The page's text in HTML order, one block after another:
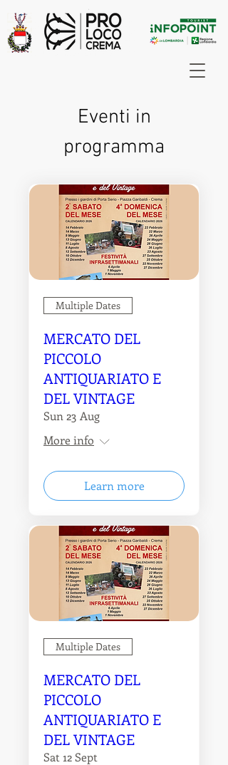
Eventi in
programma
Multiple Dates
MERCATO DEL
PICCOLO
ANTIQUARIATO E
DEL VINTAGE
Sun 23 Aug
More info
Learn more
Multiple Dates
MERCATO DEL
PICCOLO
ANTIQUARIATO E
DEL VINTAGE
Sat 12 Sept